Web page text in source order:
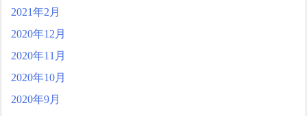
2021年2月
2020年12月
2020年11月
2020年10月
2020年9月